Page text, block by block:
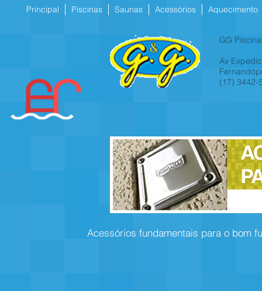
Principal Piscinas Saunas Acessórios Aquecimento
GG
Av
(17) 3442-
Acessórios fundamentais para o bom